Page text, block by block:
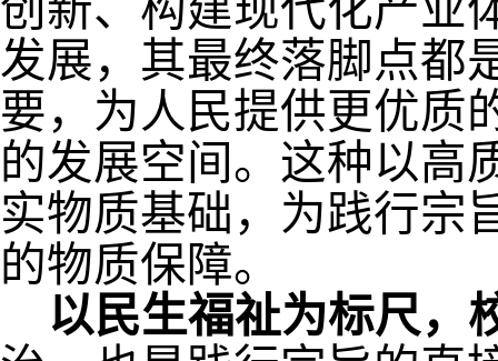
发展，其最终落脚点都
要，为人民提供更优质
的发展空间。这种以高
实物质基础，为践行宗
的物质保障。
以民生福祉为标尺，